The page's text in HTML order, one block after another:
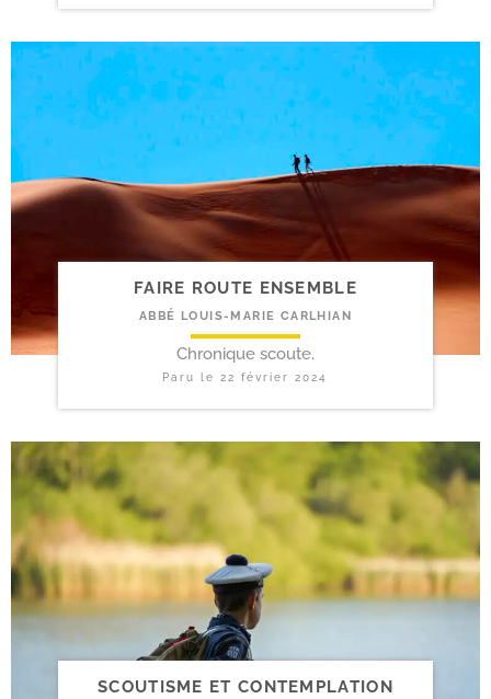
FAIRE ROUTE ENSEMBLE
ABBÉ LOUIS-MARIE CARLHIAN
Chronique scoute.
Paru le22 février 2024
SCOUTISME ET CONTEMPLATION